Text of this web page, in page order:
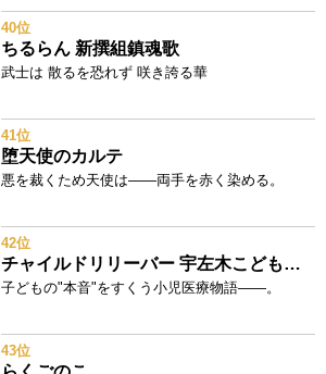
40位
ちるらん 新撰組鎮魂歌
武士は 散るを恐れず 咲き誇る華
41位
堕天使のカルテ
悪を裁くため天使は——両手を赤く染める。
42位
チャイルドリリーバー 宇左木こども病院の時田さん
子どもの"本音"をすくう小児医療物語——。
43位